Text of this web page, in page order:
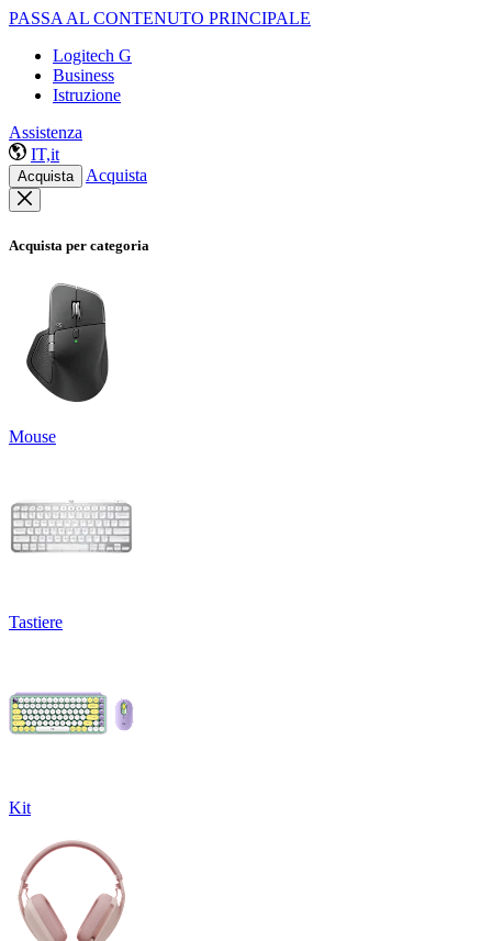
PASSA AL CONTENUTO PRINCIPALE
Logitech G
Business
Istruzione
Assistenza
IT,it
Acquista Acquista
Acquista per categoria
Mouse
Tastiere
Kit